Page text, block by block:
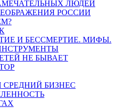
ЛЮДЕЙ
РОССИИ
И БЕССМЕРТИЕ. МИФЫ.
НЕ БЫВАЕТ
БИЗНЕС